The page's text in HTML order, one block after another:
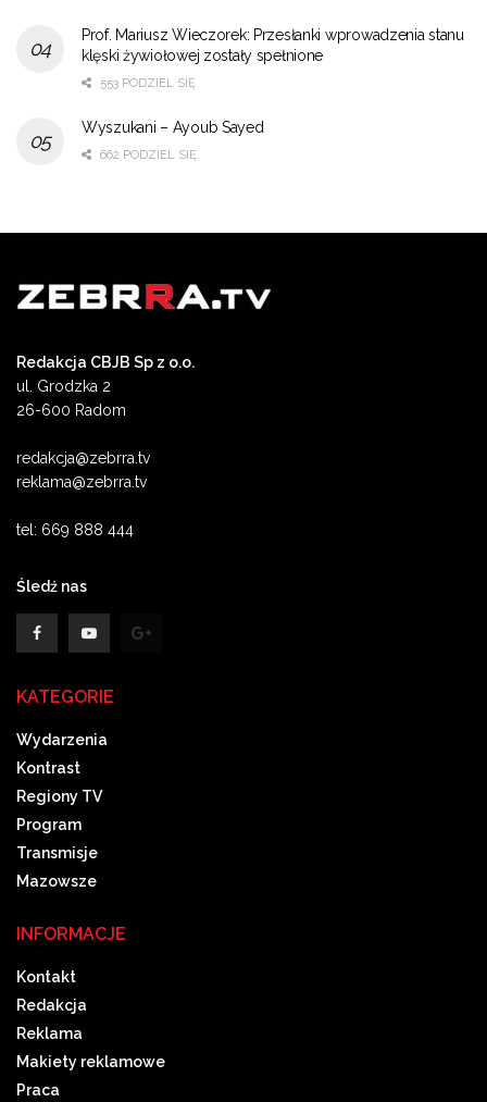
Prof. Mariusz Wieczorek: Przesłanki wprowadzenia stanu
klęski żywiołowej zostały spełnione
553 PODZIEL SIĘ
Wyszukani – Ayoub Sayed
662 PODZIEL SIĘ
Redakcja CBJB Sp z o.o.
ul. Grodzka 2
26-600 Radom
redakcja@zebrra.tv
reklama@zebrra.tv
tel: 669 888 444
Śledź nas
KATEGORIE
Wydarzenia
Kontrast
Regiony TV
Program
Transmisje
Mazowsze
INFORMACJE
Kontakt
Redakcja
Reklama
Makiety reklamowe
Praca